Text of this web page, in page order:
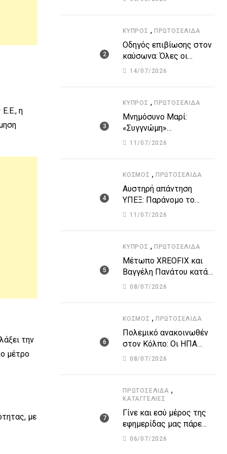
η
την
μέτρο
με
λίστα με τα ονόματα
ΚΎΠΡΟΣ , ΠΡΩΤΟΣΈΛΙΔΑ
Οδηγός επιβίωσης στον
καύσωνα: Όλες οι
οδηγίες του Υπουργείου
θερμοκρασίες
14/07/2026
ΚΎΠΡΟΣ , ΠΡΩΤΟΣΈΛΙΔΑ
Μνημόσυνο Μαρί:
«Συγγνώμη»
Χριστοδουλίδη για τα
τραγωδία
11/07/2026
ΚΌΣΜΟΣ , ΠΡΩΤΟΣΈΛΙΔΑ
Αυστηρή απάντηση
ΥΠΕΞ: Παράνομο το
«μνημόνιο» Τουρκίας-
υποθαλάσσιο αγωγό
11/07/2026
ΚΎΠΡΟΣ , ΠΡΩΤΟΣΈΛΙΔΑ
Μέτωπο XREOFIX και
Βαγγέλη Πανάτου κατά
των εισπρακτικών
προστασία των
δανειοληπτών
08/07/2026
ΚΌΣΜΟΣ , ΠΡΩΤΟΣΈΛΙΔΑ
Πολεμικό ανακοινωθέν
στον Κόλπο: Οι ΗΠΑ
ισοπέδωσαν 80 στόχους
επιθέσεων σε
αμερικανικές βάσεις
08/07/2026
ΠΡΩΤΟΣΈΛΙΔΑ ,
ΚΑΤΑΓΓΕΛΙΕΣ
Γίνε και εσύ μέρος της
εφημερίδας μας πάρε
στα χέρια σου την
06/07/2026